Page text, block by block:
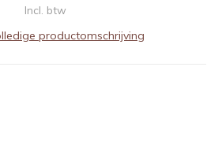
Incl. btw
productomschrijving